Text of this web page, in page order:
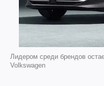
Лидером среди брендов
Volkswagen